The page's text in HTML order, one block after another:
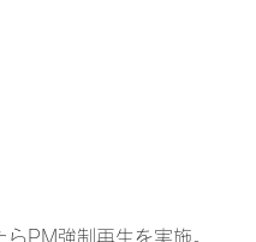
らPM強制再生を実施。